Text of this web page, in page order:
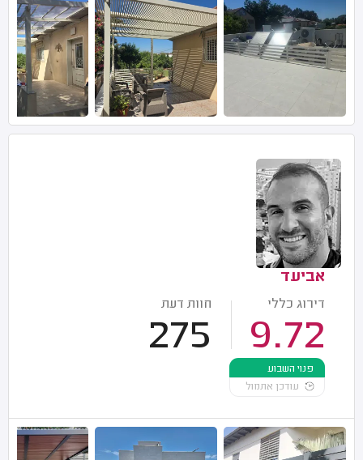
אביעד
דירוג כללי
9.72
חוות דעת
275
פנוי השבוע
עודכן אתמול